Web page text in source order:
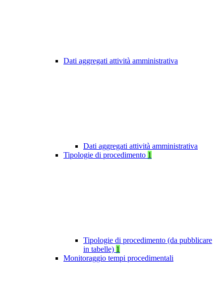
Dati aggregati attività amministrativa
Dati aggregati attività amministrativa
Tipologie di procedimento 1
Tipologie di procedimento (da pubblicare
in tabelle) 1
Monitoraggio tempi procedimentali